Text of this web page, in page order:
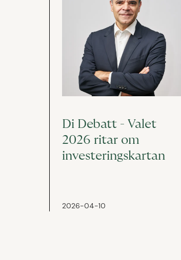
Di Debatt - Valet
2026 ritar om
investeringskartan
2026-04-10